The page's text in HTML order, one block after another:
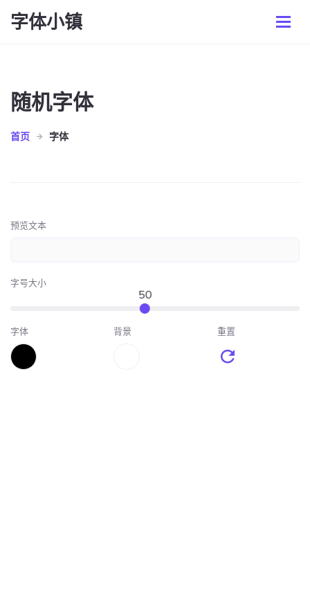
字体小镇
随机字体
首页 字体
预览文本
字号大小
50
字体 背景 重置